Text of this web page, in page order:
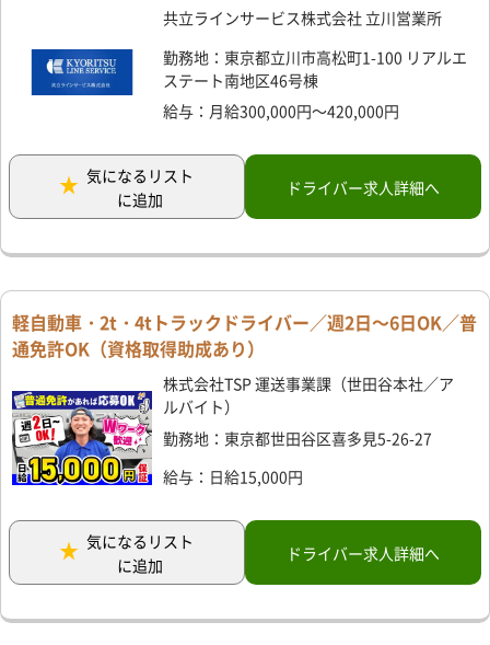
共立ラインサービス株式会社 立川営業所
勤務地：東京都立川市高松町1-100 リアルエ
ステート南地区46号棟
給与：月給300,000円～420,000円
気になるリスト
に追加
ドライバー求人詳細へ
軽自動車・2t・4tトラックドライバー／週2日～6日OK／普
通免許OK（資格取得助成あり）
株式会社TSP 運送事業課（世田谷本社／ア
ルバイト）
勤務地：東京都世田谷区喜多見5-26-27
給与：日給15,000円
気になるリスト
に追加
ドライバー求人詳細へ